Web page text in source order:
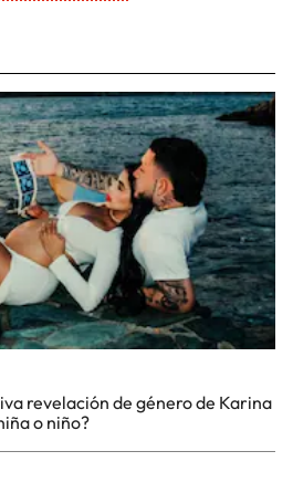
revelación de género de Karina
o niño?